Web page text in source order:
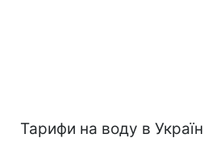
Тарифи на воду в